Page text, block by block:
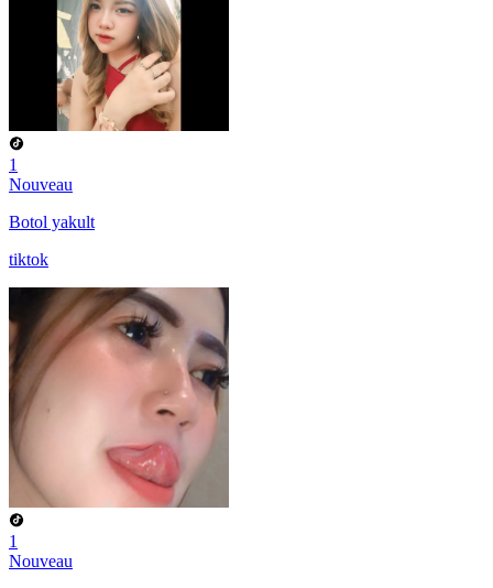
1
Nouveau
Botol yakult
tiktok
1
Nouveau